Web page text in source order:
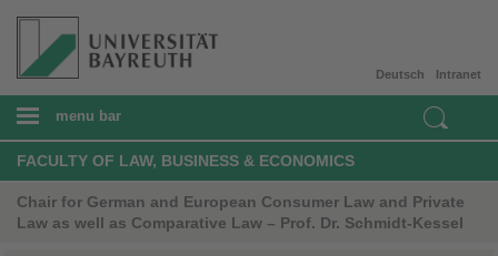
Intranet
Deutsch
menu bar
FACULTY OF LAW, BUSINESS & ECONOMICS
Chair for German and European Consumer Law and Private
Law as well as Comparative Law – Prof. Dr. Schmidt-Kessel